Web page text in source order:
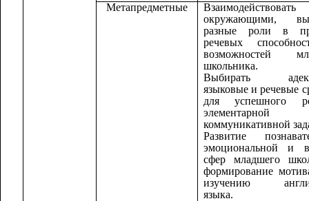
Метапредметные
окружающими,
разные роли в
речевых
возможностей
школьника.
Выбирать
языковые и речевые
для успешного
элементарной
коммуникативной
Развитие
эмоциональной и
сфер младшего
формирование
изучению
языка.